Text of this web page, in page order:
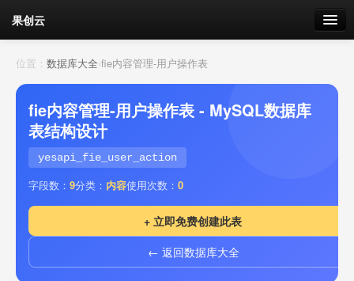
果创云
数据表单
API接口
云存储
流量 剩余接口流量
套餐
位置： 数据库大全›fie内容管理-用户操作表
fie内容管理-用户操作表 - MySQL数据库
表结构设计
yesapi_fie_user_action
字段数： 9分类： 内容使用次数： 0
+ 立即免费创建此表
← 返回数据库大全